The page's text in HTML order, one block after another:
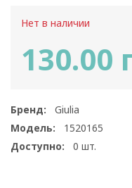
Нет в наличии
130.00
Бренд:
Giulia
Модель:
1520165
Доступно:
0 шт.